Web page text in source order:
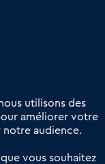
utilisons des
améliorer votre
notre audience.
vous souhaitez